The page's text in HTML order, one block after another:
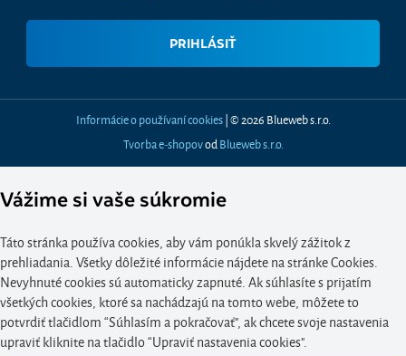
Informácie o používaní cookies| © 2026 Blueweb s.r.o.
Tvorba e-shopovod Blueweb s.r.o.
Vážime si vaše súkromie
Táto stránka používa cookies, aby vám ponúkla skvelý zážitok z
prehliadania. Všetky dôležité informácie nájdete na stránke Cookies.
Nevyhnuté cookies sú automaticky zapnuté. Ak súhlasíte s prijatím
všetkých cookies, ktoré sa nachádzajú na tomto webe, môžete to
potvrdiť tlačidlom “Súhlasím a pokračovať", ak chcete svoje nastavenia
upraviť kliknite na tlačidlo “Upraviť nastavenia cookies".